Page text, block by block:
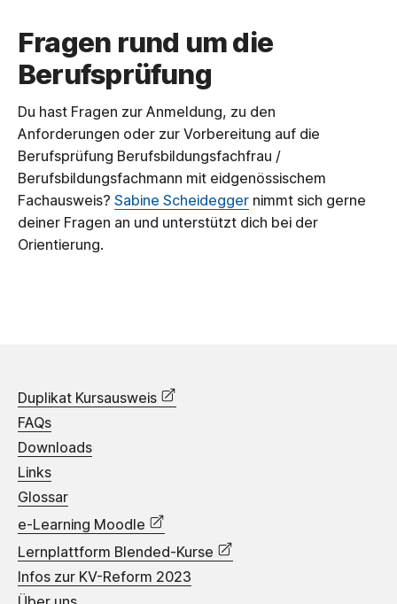
Fragen rund um die
Berufsprüfung
Du hast Fragen zur Anmeldung, zu den
Anforderungen oder zur Vorbereitung auf die
Berufsprüfung Berufsbildungsfachfrau /
Berufsbildungsfachmann mit eidgenössischem
Fachausweis? Sabine Scheidegger nimmt sich gerne
deiner Fragen an und unterstützt dich bei der
Orientierung.
Duplikat Kursausweis
FAQs
Downloads
Links
Glossar
e-Learning Moodle
Lernplattform Blended-Kurse
Infos zur KV-Reform 2023